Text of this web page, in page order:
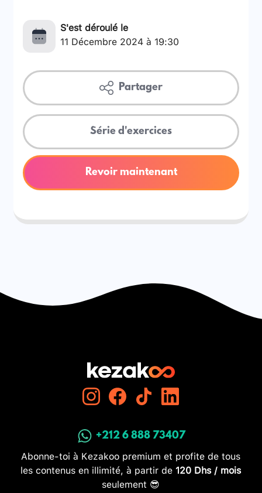
S'est déroulé le
11 Décembre 2024 à 19:30
Partager
Série d'exercices
Revoir maintenant
+212 6 888 73407
Abonne-toi à Kezakoo premium et profite de tous
les contenus en illimité, à partir de 120 Dhs / mois
seulement 😎